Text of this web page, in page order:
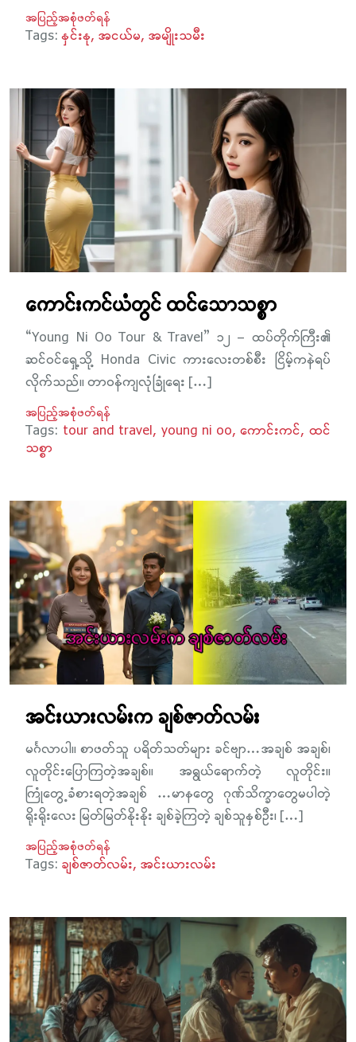
အပြည့်အစုံဖတ်ရန်
Tags:နှင်းနု အငယ်မ အမျိုးသမီး
ကောင်းကင်ယံတွင် ထင်သောသစ္စာ
“Young Ni Oo Tour & Travel” ၁၂ – ထပ်တိုက်ကြီး၏
ဆင်ဝင်ရှေ့သို့ Honda Civic ကားလေးတစ်စီး ငြိမ့်ကနဲရပ်
လိုက်သည်။ တာဝန်ကျလုံခြုံရေး […]
အပြည့်အစုံဖတ်ရန်
Tags: tour and travel young ni oo ကောင်းကင် ထင်
သစ္စာ
အင်းယားလမ်းက ချစ်ဇာတ်လမ်း
မင်္ဂလာပါ။ စာဖတ်သူ ပရိတ်သတ်များ ခင်ဗျာ…အချစ် အချစ်၊
လူတိုင်းပြောကြတဲ့အချစ်။ အရွယ်ရောက်တဲ့ လူတိုင်း။
ကြုံတွေ့ခံစားရတဲ့အချစ် …မာနတွေ ဂုဏ်သိက္ခာတွေမပါတဲ့
ရိုးရိုးလေး မြတ်မြတ်နိုးနိုး ချစ်ခဲ့ကြတဲ့ ချစ်သူနှစ်ဦး၊ […]
အပြည့်အစုံဖတ်ရန်
Tags: ချစ်ဇာတ်လမ်း အင်းယားလမ်း